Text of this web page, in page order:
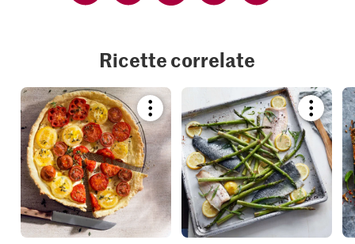
Ricette correlate
Bookmark
recipe
or
add
it
to
your
collections.
recipe
or
add
it
to
your